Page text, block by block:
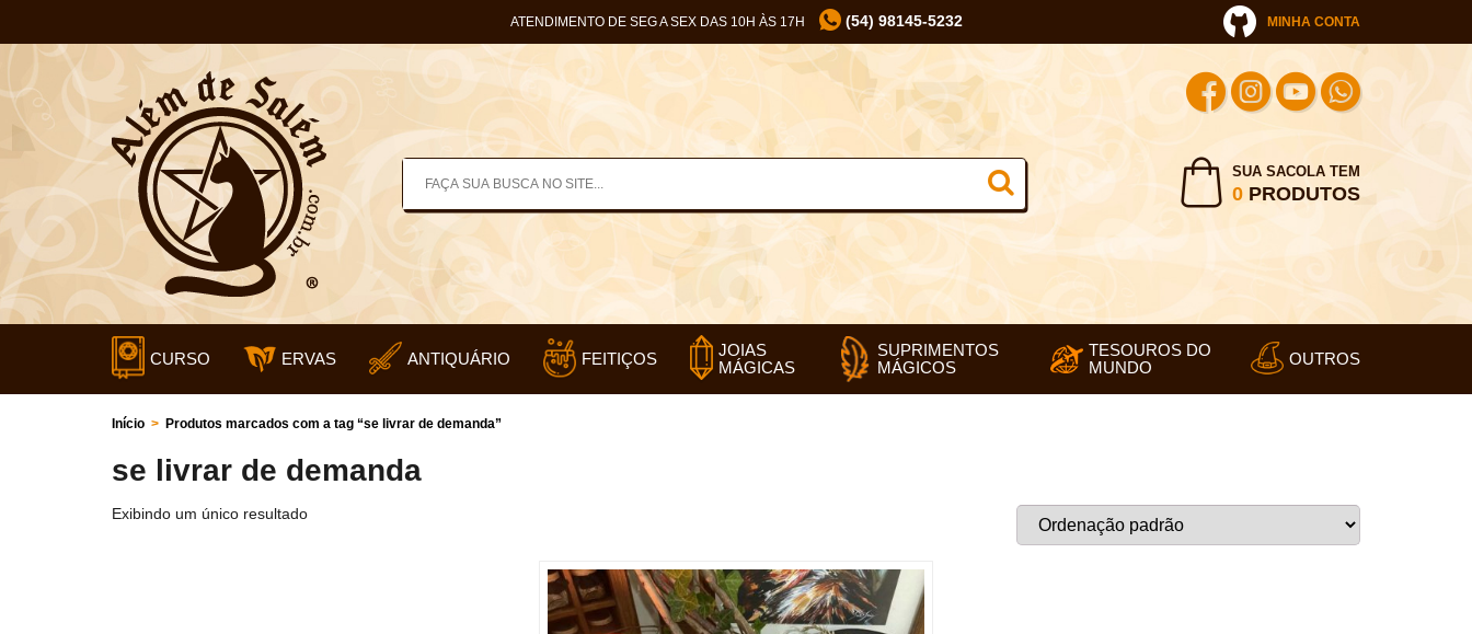
ATENDIMENTO DE SEG A SEX DAS 10H ÀS 17H (54) 98145-5232 MINHA CONTA
SUA SACOLA TEM
0PRODUTOS
CURSO ERVAS ANTIQUÁRIO FEITIÇOS
JOIAS
MÁGICAS
SUPRIMENTOS
MÁGICOS
TESOUROS DO
MUNDO
OUTROS
Início > Produtos marcados com a tag “se livrar de demanda”
se livrar de demanda
Exibindo um único resultado